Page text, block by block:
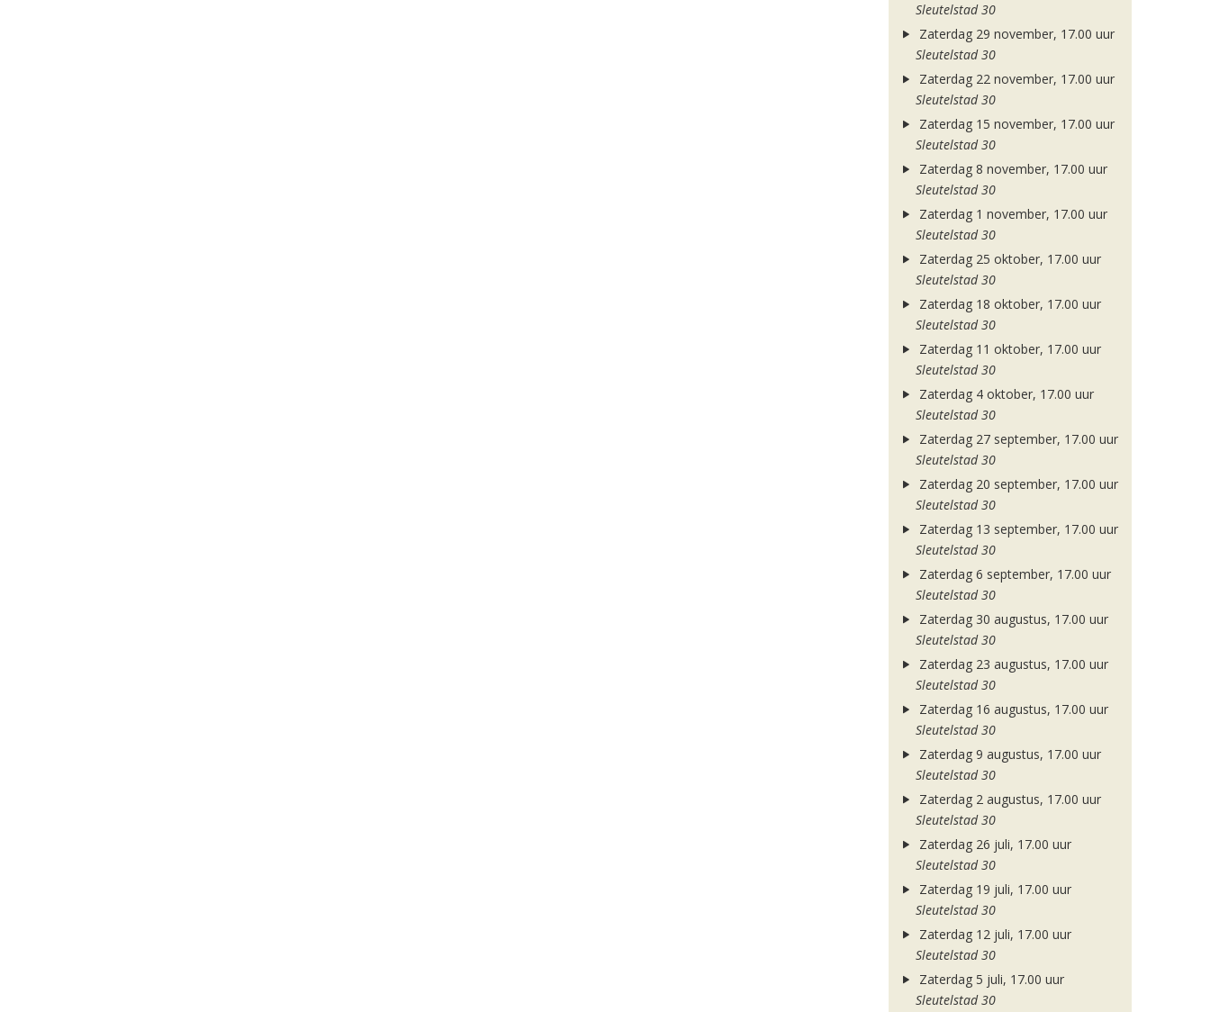
Sleutelstad 30
Zaterdag 29 november, 17.00 uur
Sleutelstad 30
Zaterdag 22 november, 17.00 uur
Sleutelstad 30
Zaterdag 15 november, 17.00 uur
Sleutelstad 30
Zaterdag 8 november, 17.00 uur
Sleutelstad 30
Zaterdag 1 november, 17.00 uur
Sleutelstad 30
Zaterdag 25 oktober, 17.00 uur
Sleutelstad 30
Zaterdag 18 oktober, 17.00 uur
Sleutelstad 30
Zaterdag 11 oktober, 17.00 uur
Sleutelstad 30
Zaterdag 4 oktober, 17.00 uur
Sleutelstad 30
Zaterdag 27 september, 17.00 uur
Sleutelstad 30
Zaterdag 20 september, 17.00 uur
Sleutelstad 30
Zaterdag 13 september, 17.00 uur
Sleutelstad 30
Zaterdag 6 september, 17.00 uur
Sleutelstad 30
Zaterdag 30 augustus, 17.00 uur
Sleutelstad 30
Zaterdag 23 augustus, 17.00 uur
Sleutelstad 30
Zaterdag 16 augustus, 17.00 uur
Sleutelstad 30
Zaterdag 9 augustus, 17.00 uur
Sleutelstad 30
Zaterdag 2 augustus, 17.00 uur
Sleutelstad 30
Zaterdag 26 juli, 17.00 uur
Sleutelstad 30
Zaterdag 19 juli, 17.00 uur
Sleutelstad 30
Zaterdag 12 juli, 17.00 uur
Sleutelstad 30
Zaterdag 5 juli, 17.00 uur
Sleutelstad 30